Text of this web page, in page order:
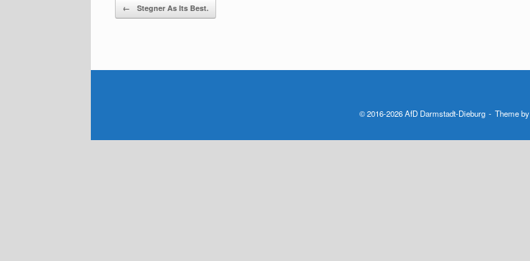
Beitragsnavigation
← Stegner As Its Best.
© 2016-2026 AfD Darmstadt-Dieburg Theme by